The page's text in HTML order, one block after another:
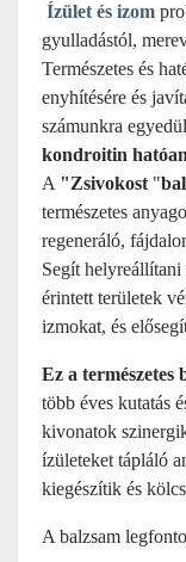
Ízület és izom
gyulladástól,
Természetes és
enyhítésére és
számunkra
kondroitin
A "Zsivokost "
természetes
regeneráló,
Segít
érintett területek
izmokat, és
Ez a természetes
több éves kutatás
kivonatok
ízületeket tápláló
kiegészítik és
A balzsam